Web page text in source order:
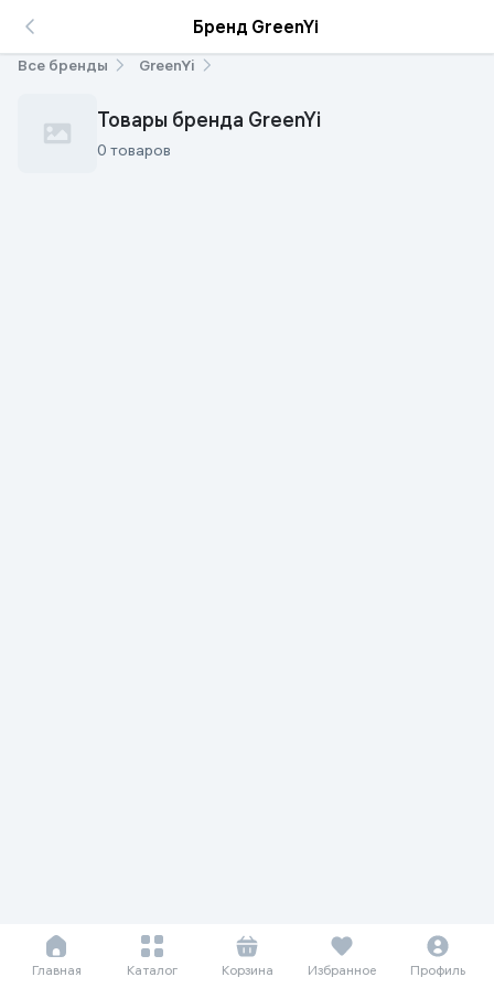
Бренд GreenYi
Все бренды GreenYi
Товары бренда GreenYi
0 товаров
Главная Каталог Корзина Избранное Профиль